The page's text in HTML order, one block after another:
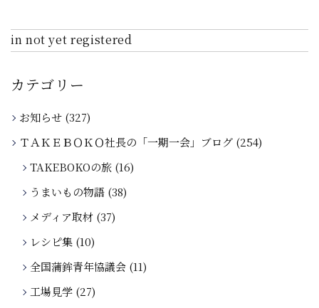
in not yet registered
カテゴリー
お知らせ (327)
ＴＡＫＥＢＯＫＯ社長の「一期一会」ブログ (254)
TAKEBOKOの旅 (16)
うまいもの物語 (38)
メディア取材 (37)
レシピ集 (10)
全国蒲鉾青年協議会 (11)
工場見学 (27)